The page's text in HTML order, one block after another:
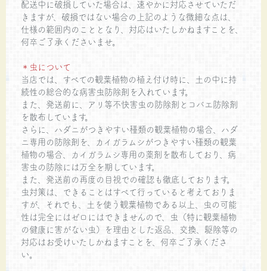
配送中に破損していた場合は、速やかに対応させていただ
きますが、破損ではない場合の上記のような微細な点は、
仕様の範囲内のこととなり、対応はいたしかねますことを、
何卒ご了承くださいませ。
＊虫について
当店では、すべての観葉植物の植え付け時に、土の中に持
続性の総合的な病害虫防除剤を入れています。
また、発送前に、アリ等不快害虫の防除剤とコバエ防除剤
を散布しています。
さらに、ハダニがつきやすい種類の観葉植物の場合、ハダ
ニ専用の防除剤を、カイガラムシがつきやすい種類の観葉
植物の場合、カイガラムシ専用の薬剤を散布しており、病
害虫の防除には万全を期しています。
また、発送前の再度の目視での確認も徹底しております。
虫対策は、できることはすべて行っていると考えておりま
すが、それでも、土を使う観葉植物である以上、虫の可能
性は完全にはゼロにはできませんので、虫（特に観葉植物
の健康に害がない虫）を理由とした返品、交換、駆除等の
対応はお受けいたしかねますことを、何卒ご了承くださ
い。